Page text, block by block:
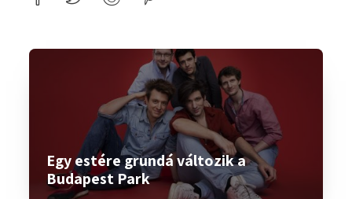
Egy estére grundá változik a
Budapest Park